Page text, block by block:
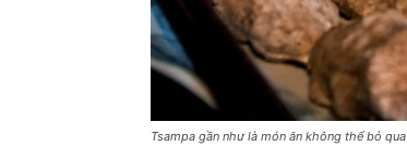
Tsampa gần như là món ăn không thể bỏ qua